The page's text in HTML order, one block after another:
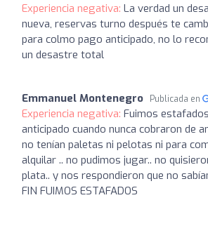
Experiencia negativa: La verdad un
nueva, reservas turno después te
para colmo pago anticipado, no lo
un desastre total
Emmanuel Montenegro Publicada en
Experiencia negativa: Fuimos
anticipado cuando nunca cobraron de
no tenían paletas ni pelotas ni para
alquilar .. no pudimos jugar.. no
plata.. y nos respondieron que no
FIN FUIMOS ESTAFADOS